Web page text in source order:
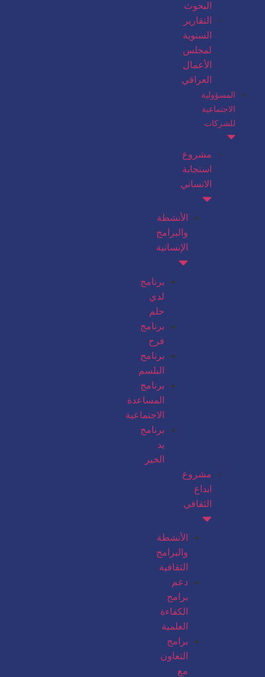
البحوث
التقارير
السنوية
لمجلس
الأعمال
العراقي
المسؤولية
الاجتماعية
للشركات
مشروع
استجابة
الانساني
الأنشطة
والبرامج
الإنسانية
برنامج
لدي
حلم
برنامج
فرح
برنامج
البلسم
برنامج
المساعدة
الاجتماعية
برنامج
يد
الخير
مشروع
ابداع
الثقافي
الأنشطة
والبرامج
الثقافية
دعم
برامج
الكفاءة
العلمية
برامج
التعاون
مع